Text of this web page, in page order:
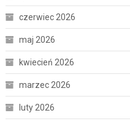
czerwiec 2026
maj 2026
kwiecień 2026
marzec 2026
luty 2026